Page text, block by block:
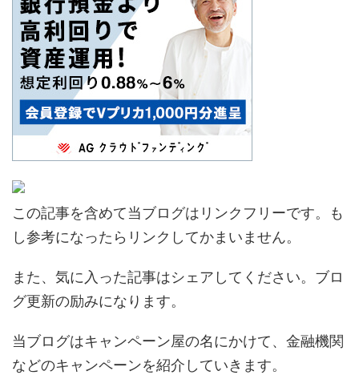
この記事を含めて当ブログはリンクフリーです。も
し参考になったらリンクしてかまいません。
また、気に入った記事はシェアしてください。ブロ
グ更新の励みになります。
当ブログはキャンペーン屋の名にかけて、金融機関
などのキャンペーンを紹介していきます。